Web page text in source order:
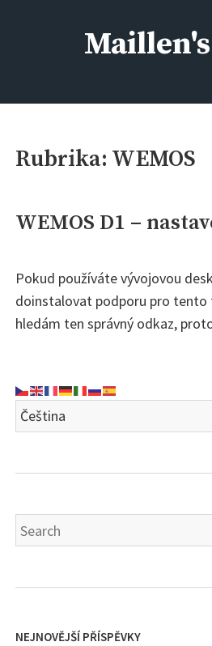
Rubrika: WEMOS
WEMOS D1 –
Pokud používáte vývojovou
doinstalovat podporu pro tento
hledám ten správný odkaz,
Search
for:
NEJNOVĚJŠÍ PŘÍSPĚVKY